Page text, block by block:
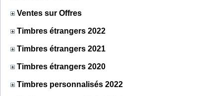
Ventes sur Offres
Timbres étrangers 2022
Timbres étrangers 2021
Timbres étrangers 2020
Timbres personnalisés 2022